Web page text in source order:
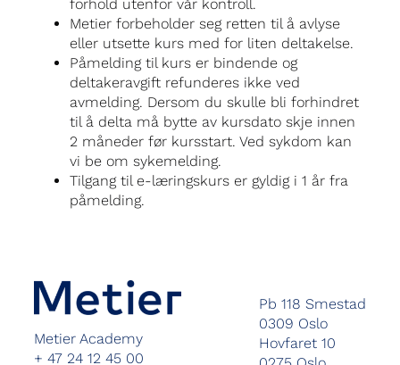
forhold utenfor vår kontroll.
Metier forbeholder seg retten til å avlyse
eller utsette kurs med for liten deltakelse.
Påmelding til kurs er bindende og
deltakeravgift refunderes ikke ved
avmelding. Dersom du skulle bli forhindret
til å delta må bytte av kursdato skje innen
2 måneder før kursstart. Ved sykdom kan
vi be om sykemelding.
Tilgang til e-læringskurs er gyldig i 1 år fra
påmelding.
Metier Academy
+ 47 24 12 45 00
Pb 118 Smestad
0309 Oslo
Hovfaret 10